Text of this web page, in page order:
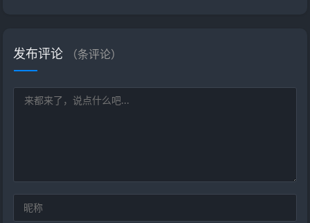
发布评论 （条评论）